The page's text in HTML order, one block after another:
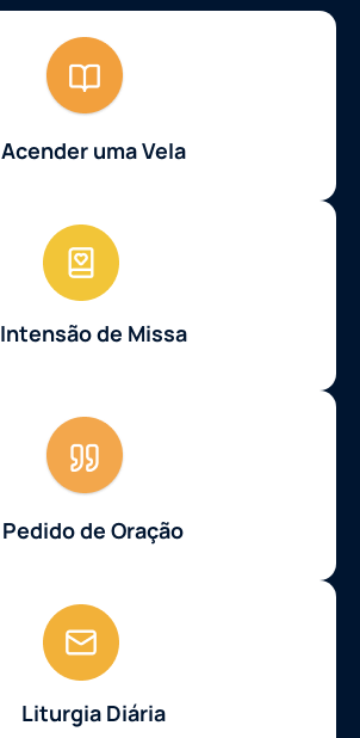
Acender uma Vela
Intensão de Missa
Pedido de Oração
Liturgia Diária